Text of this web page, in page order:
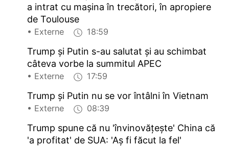
a intrat cu mașina în trecători, în apropiere
de Toulouse
• Externe 18:59
Trump și Putin s-au salutat și au schimbat
câteva vorbe la summitul APEC
• Externe 17:59
Trump și Putin nu se vor întâlni în Vietnam
• Externe 08:39
Trump spune că nu 'învinovățește' China că
'a profitat' de SUA: 'Aș fi făcut la fel'